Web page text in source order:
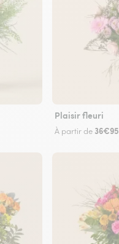
Plaisir fleuri
À partir de 36€95